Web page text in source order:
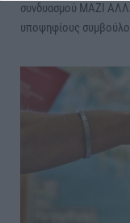
συνδυασμού ΜΑΖΙ
υποψηφίους